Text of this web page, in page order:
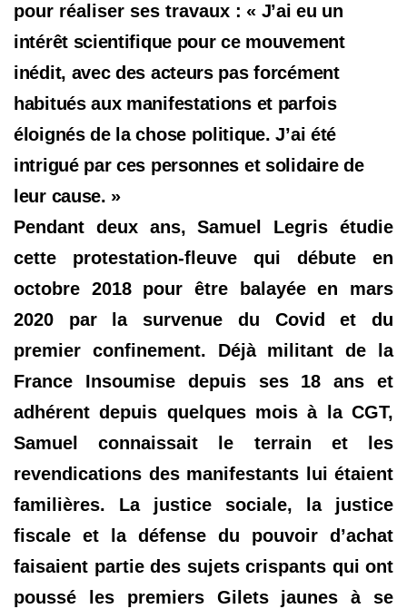
pour réaliser ses travaux : « J’ai eu un
intérêt scientifique pour ce mouvement
inédit, avec des acteurs pas forcément
habitués aux manifestations et parfois
éloignés de la chose politique. J’ai été
intrigué par ces personnes et solidaire de
leur cause. »
Pendant deux ans, Samuel Legris étudie
cette protestation-fleuve qui débute en
octobre 2018 pour être balayée en mars
2020 par la survenue du Covid et du
premier confinement. Déjà militant de la
France Insoumise depuis ses 18 ans et
adhérent depuis quelques mois à la CGT,
Samuel connaissait le terrain et les
revendications des manifestants lui étaient
familières. La justice sociale, la justice
fiscale et la défense du pouvoir d’achat
faisaient partie des sujets crispants qui ont
poussé les premiers Gilets jaunes à se